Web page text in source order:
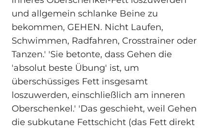
und allgemein schlanke Beine zu
bekommen, GEHEN. Nicht Laufen,
Schwimmen, Radfahren, Crosstrainer oder
Tanzen.' 'Sie betonte, dass Gehen die
'absolut beste Übung' ist, um
überschüssiges Fett insgesamt
loszuwerden, einschließlich am inneren
Oberschenkel.' 'Das geschieht, weil Gehen
die subkutane Fettschicht (das Fett direkt